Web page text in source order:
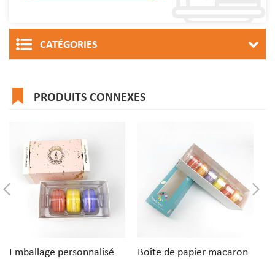
CATÉGORIES
PRODUITS CONNEXES
Emballage personnalisé
Boîte de papier macaron